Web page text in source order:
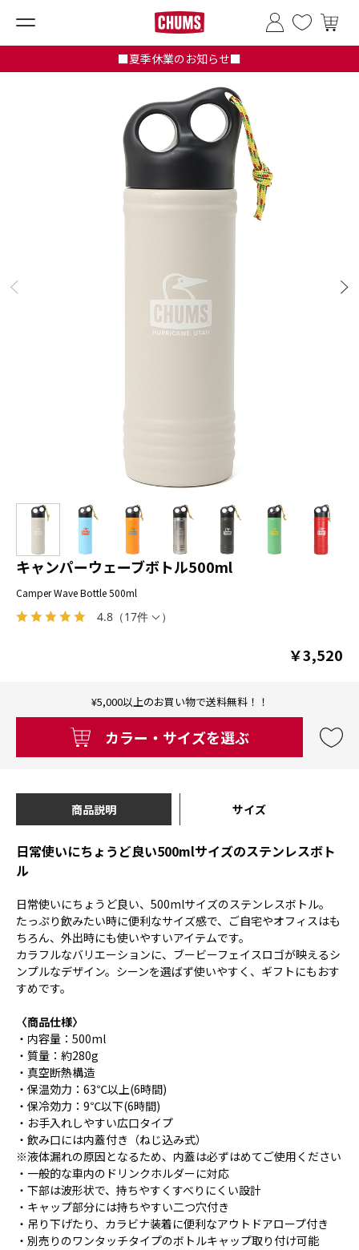
■夏季休業のお知らせ■
4.8 （17件 ）
キャンパーウェーブボトル500ml
Camper Wave Bottle 500ml
￥3,520
¥5,000以上のお買い物で送料無料！！
カラー・サイズを選ぶ
商品説明 サイズ
日常使いにちょうど良い500mlサイズのステンレスボト
ル
日常使いにちょうど良い、500mlサイズのステンレスボトル。
たっぷり飲みたい時に便利なサイズ感で、ご自宅やオフィスはも
ちろん、外出時にも使いやすいアイテムです。
カラフルなバリエーションに、ブービーフェイスロゴが映えるシ
ンプルなデザイン。シーンを選ばず使いやすく、ギフトにもおす
すめです。
〈商品仕様〉
・内容量：500ml
・質量：約280g
・真空断熱構造
・保温効力：63℃以上(6時間)
・保冷効力：9℃以下(6時間)
・お手入れしやすい広口タイプ
・飲み口には内蓋付き（ねじ込み式）
※液体漏れの原因となるため、内蓋は必ずはめてご使用ください
・一般的な車内のドリンクホルダーに対応
・下部は波形状で、持ちやすくすべりにくい設計
・キャップ部分には持ちやすい二つ穴付き
・吊り下げたり、カラビナ装着に便利なアウトドアロープ付き
・別売りのワンタッチタイプのボトルキャップ取り付け可能